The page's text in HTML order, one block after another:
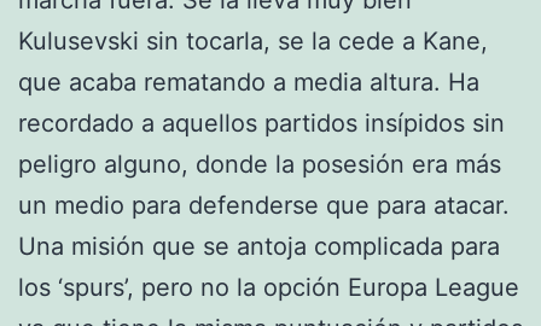
Kulusevski sin tocarla, se la cede a Kane,
que acaba rematando a media altura. Ha
recordado a aquellos partidos insípidos sin
peligro alguno, donde la posesión era más
un medio para defenderse que para atacar.
Una misión que se antoja complicada para
los ‘spurs’, pero no la opción Europa League